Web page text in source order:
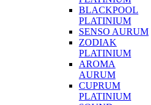
BLACKPOOL
PLATINIUM
SENSO AURUM
ZODIAK
PLATINIUM
AROMA
AURUM
CUPRUM
PLATINIUM